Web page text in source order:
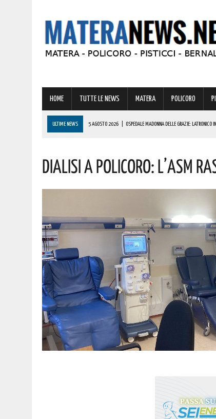
HOME TUTTE LE NEWS MATERA POLICORO
ULTIME NEWS 5 AGOSTO 2026 OSPEDALE MADONNA DELLE GRAZIE: LATRONICO
A METAPONTO SOCCORSA UNA PERSONA IN SPIAGGIA. ECCO COSA È
5 AGOSTO 2026 | VERTENZA CALLMAT, LA REGIONE: “COMPRENDIAMO LE
PISTICCI, PRONTO A TORNARE UNO DEGLI EVENTI PIÙ AFFASCINANTI
Dialisi A Policoro: L’Asm